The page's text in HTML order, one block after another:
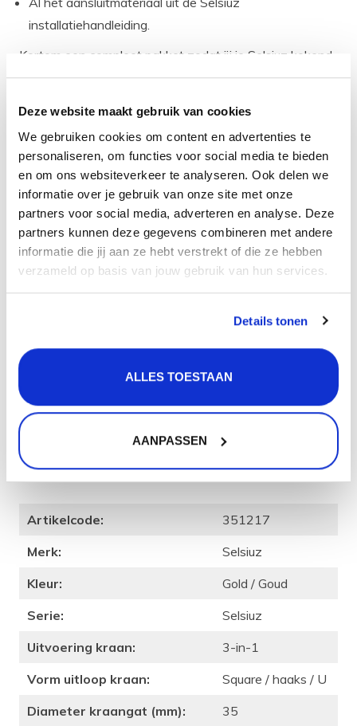
Deze website maakt gebruik van cookies
We gebruiken cookies om content en advertenties te
personaliseren, om functies voor social media te bieden
en om ons websiteverkeer te analyseren. Ook delen we
informatie over je gebruik van onze site met onze
partners voor social media, adverteren en analyse. Deze
partners kunnen deze gegevens combineren met andere
informatie die jij aan ze hebt verstrekt of die ze hebben
verzameld op basis van jouw gebruik van hun services.
Details tonen
ALLES TOESTAAN
AANPASSEN
installatiehandleiding.
Kortom een compleet pakket zodat jij je Selsiuz kokend
water kraan set professioneel en snel kunt aansluiten!
want:
Op werkdagen voor 14.00 uur besteld is morgen
geleverd!
Gratis verzending vanaf 50 euro,
Gratis retourneren,
30 dagen bedenktijd,
Heb je een vraag of wil je vrijblijvend advies bij het
uitzoeken van de kokend water kraan set die precies bij
jou past, schroom niet en bel 085-4014191 (lokaal
tarief, ma t/m vr van 9 tot 17 uur) of vul
het
contactformulierin. We helpen je graag!
Productspecificatie
Artikelcode:
351217
Merk:
Selsiuz
Kleur:
Gold / Goud
Serie:
Selsiuz
Uitvoering kraan:
3-in-1
Vorm uitloop kraan:
Square / haaks / U
Diameter kraangat (mm):
35